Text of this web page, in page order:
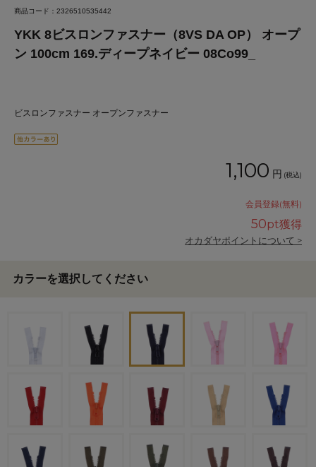
商品コード：2326510535442
YKK 8ビスロンファスナー（8VS DA OP） オープ
ン 100cm 169.ディープネイビー 08Co99_
ビスロンファスナー オープンファスナー
1,100 円 (税込)
会員登録(無料)
50pt獲得
オカダヤポイントについて >
カラーを選択してください